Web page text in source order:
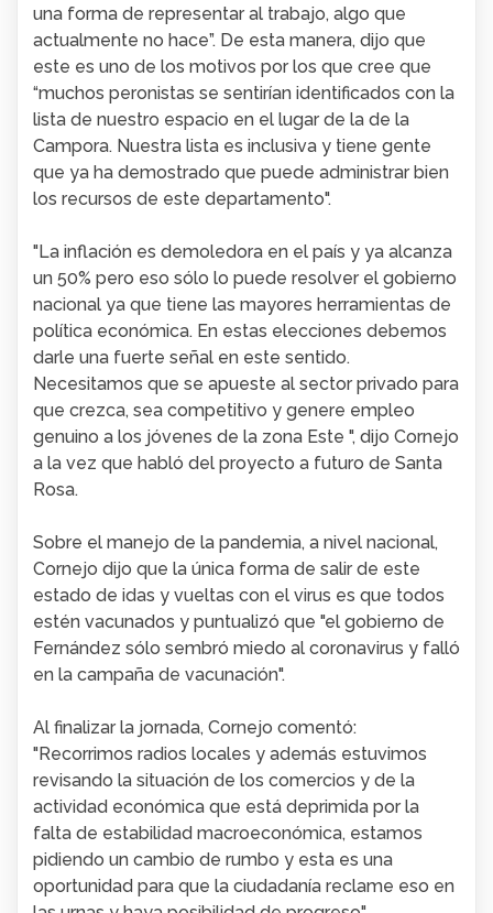
una forma de representar al trabajo, algo que
actualmente no hace”. De esta manera, dijo que
este es uno de los motivos por los que cree que
“muchos peronistas se sentirían identificados con la
lista de nuestro espacio en el lugar de la de la
Campora. Nuestra lista es inclusiva y tiene gente
que ya ha demostrado que puede administrar bien
los recursos de este departamento".
"La inflación es demoledora en el país y ya alcanza
un 50% pero eso sólo lo puede resolver el gobierno
nacional ya que tiene las mayores herramientas de
política económica. En estas elecciones debemos
darle una fuerte señal en este sentido.
Necesitamos que se apueste al sector privado para
que crezca, sea competitivo y genere empleo
genuino a los jóvenes de la zona Este ", dijo Cornejo
a la vez que habló del proyecto a futuro de Santa
Rosa.
Sobre el manejo de la pandemia, a nivel nacional,
Cornejo dijo que la única forma de salir de este
estado de idas y vueltas con el virus es que todos
estén vacunados y puntualizó que "el gobierno de
Fernández sólo sembró miedo al coronavirus y falló
en la campaña de vacunación".
Al finalizar la jornada, Cornejo comentó:
"Recorrimos radios locales y además estuvimos
revisando la situación de los comercios y de la
actividad económica que está deprimida por la
falta de estabilidad macroeconómica, estamos
pidiendo un cambio de rumbo y esta es una
oportunidad para que la ciudadanía reclame eso en